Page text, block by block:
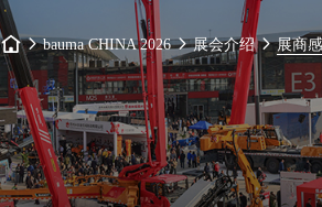
bauma CHINA 2026 展会介绍 展商